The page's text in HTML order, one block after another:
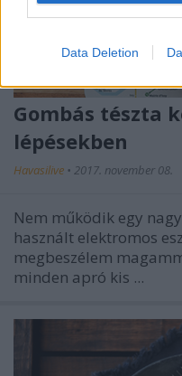
Data Deletion
Gombás tészta
lépésekben
Havasilive • 2017. november 08.
Nem működik egy
használt elektromos
megbeszélem
minden apró kis ...